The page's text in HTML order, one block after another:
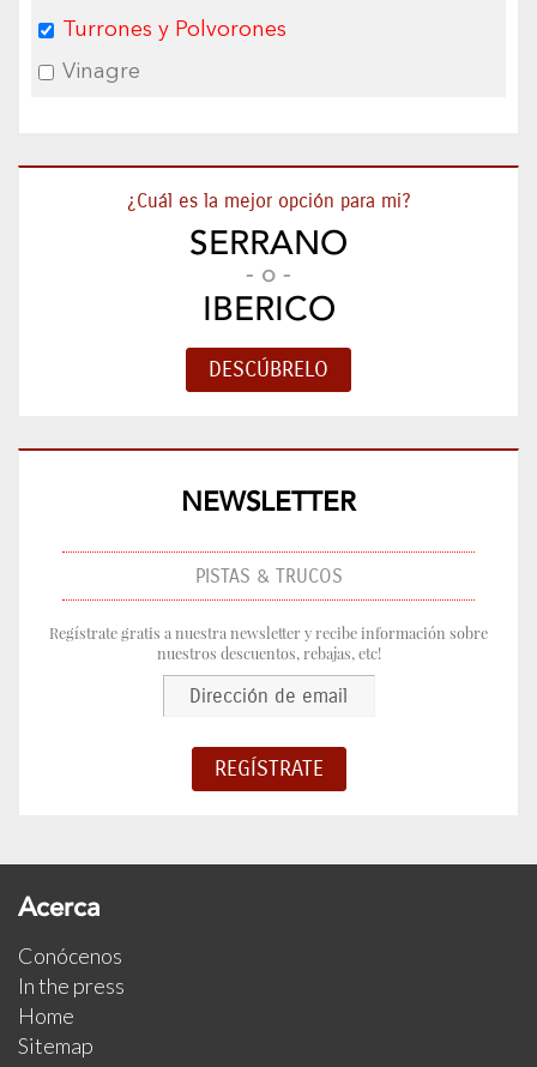
Turrones y Polvorones
Vinagre
¿Cuál es la mejor opción para mi?
SERRANO
- o -
IBERICO
NEWSLETTER
PISTAS & TRUCOS
Regístrate gratis a nuestra newsletter y recibe información sobre
nuestros descuentos, rebajas, etc!
Acerca
Conócenos
In the press
Home
Sitemap